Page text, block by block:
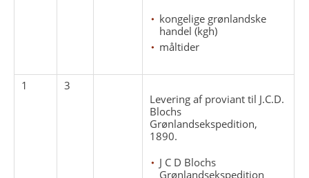
kongelige grønlandske
handel (kgh)
måltider
1
3
Levering af proviant til J.C.D.
Blochs
Grønlandsekspedition,
1890.
J C D Blochs
Grønlandsekspedition